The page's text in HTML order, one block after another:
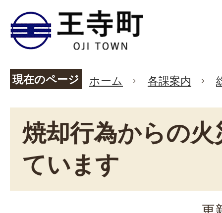
現在のページ ホーム 各課案内
焼却行為からの
ています